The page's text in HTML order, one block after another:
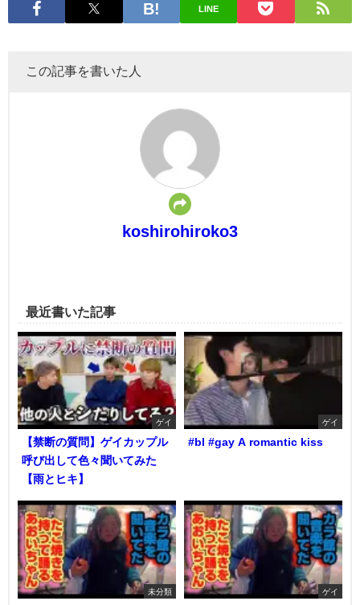
LINE
この記事を書いた人
koshirohiroko3
最近書いた記事
ゲイ
【禁断の質問】ゲイカップル
呼び出して色々聞いてみた
【雨とヒキ】
ゲイ
#bl #gay A romantic kiss
未分類 ゲイ